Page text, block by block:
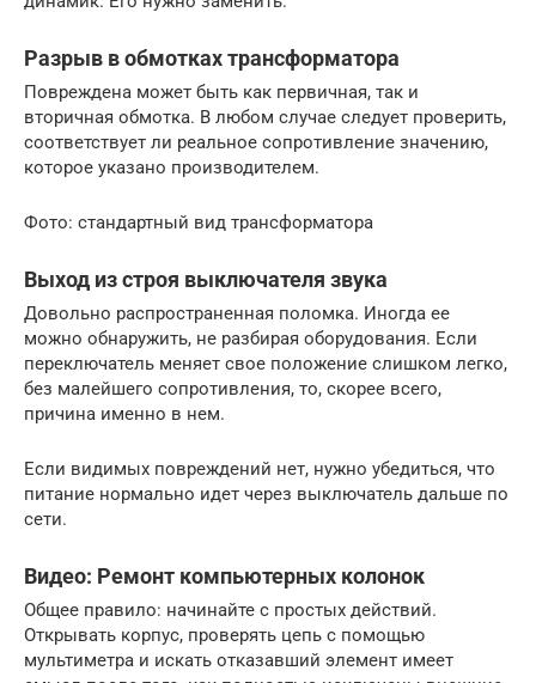
Разрыв в обмотках трансформатора
Повреждена может быть как первичная, так и
вторичная обмотка. В любом случае следует проверить,
соответствует ли реальное сопротивление значению,
которое указано производителем.
Фото: стандартный вид трансформатора
Выход из строя выключателя звука
Довольно распространенная поломка. Иногда ее
можно обнаружить, не разбирая оборудования. Если
переключатель меняет свое положение слишком легко,
без малейшего сопротивления, то, скорее всего,
причина именно в нем.
Если видимых повреждений нет, нужно убедиться, что
питание нормально идет через выключатель дальше по
сети.
Видео: Ремонт компьютерных колонок
Общее правило: начинайте с простых действий.
Открывать корпус, проверять цепь с помощью
мультиметра и искать отказавший элемент имеет